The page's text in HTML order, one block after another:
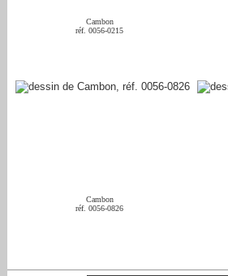
Cambon
réf. 0056-0215
Cambon
réf. 0056-0826